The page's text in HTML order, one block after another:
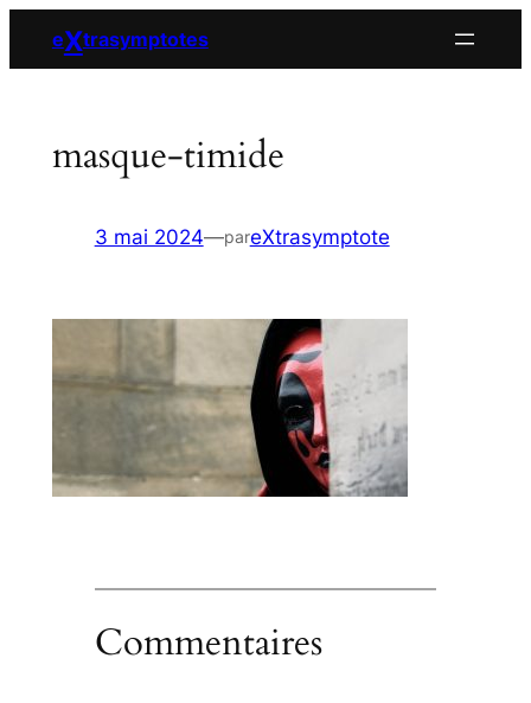
eXtrasymptotes
masque-timide
3 mai 2024—pareXtrasymptote
Commentaires